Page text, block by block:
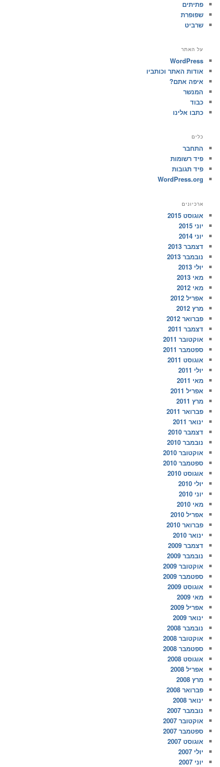
פתיתים
שפופרת
שרביט
על האתר
WordPress
אודות האתר וכותביו
איפה אתם?
המנשר
כבוד
כתבו אלינו
כלים
התחבר
פיד רשומות
פיד תגובות
WordPress.org
ארכיונים
אוגוסט 2015
יוני 2015
יוני 2014
דצמבר 2013
נובמבר 2013
יולי 2013
מאי 2013
מאי 2012
אפריל 2012
מרץ 2012
פברואר 2012
דצמבר 2011
אוקטובר 2011
ספטמבר 2011
אוגוסט 2011
יולי 2011
מאי 2011
אפריל 2011
מרץ 2011
פברואר 2011
ינואר 2011
דצמבר 2010
נובמבר 2010
אוקטובר 2010
ספטמבר 2010
אוגוסט 2010
יולי 2010
יוני 2010
מאי 2010
אפריל 2010
פברואר 2010
ינואר 2010
דצמבר 2009
נובמבר 2009
אוקטובר 2009
ספטמבר 2009
אוגוסט 2009
מאי 2009
אפריל 2009
ינואר 2009
נובמבר 2008
אוקטובר 2008
ספטמבר 2008
אוגוסט 2008
אפריל 2008
מרץ 2008
פברואר 2008
ינואר 2008
נובמבר 2007
אוקטובר 2007
ספטמבר 2007
אוגוסט 2007
יולי 2007
יוני 2007